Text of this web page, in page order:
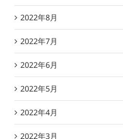
2022年8月
2022年7月
2022年6月
2022年5月
2022年4月
2022年3月